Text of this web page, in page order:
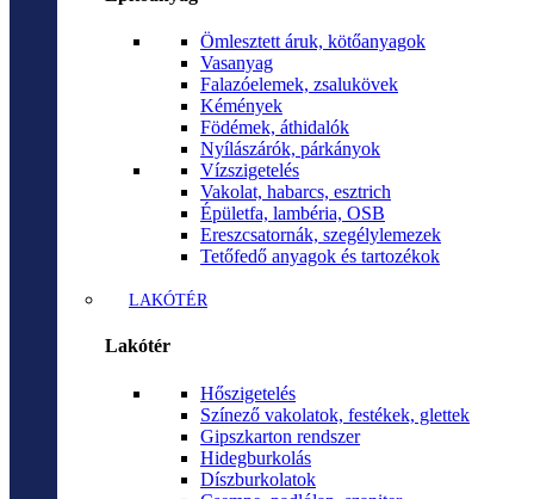
Ömlesztett áruk, kötőanyagok
Vasanyag
Falazóelemek, zsalukövek
Kémények
Födémek, áthidalók
Nyílászárók, párkányok
Vízszigetelés
Vakolat, habarcs, esztrich
Épületfa, lambéria, OSB
Ereszcsatornák, szegélylemezek
Tetőfedő anyagok és tartozékok
LAKÓTÉR
Lakótér
Hőszigetelés
Színező vakolatok, festékek, glettek
Gipszkarton rendszer
Hidegburkolás
Díszburkolatok